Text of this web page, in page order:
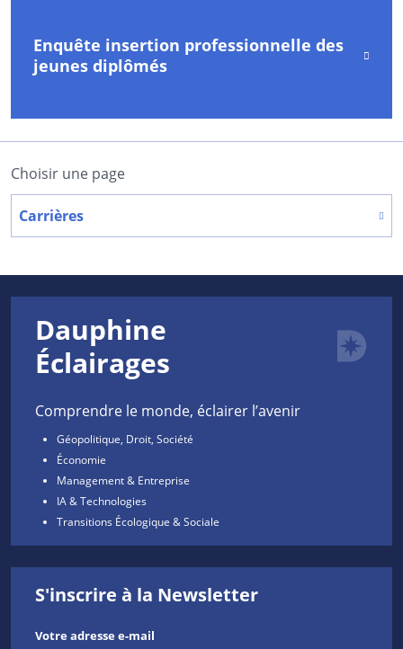
Choisir une page
Carrières
Enquête insertion professionnelle des
jeunes diplômés
Dauphine
Éclairages
Comprendre le monde, éclairer l’avenir
Géopolitique, Droit, Société
Économie
Management & Entreprise
IA & Technologies
Transitions Écologique & Sociale
S'inscrire à la Newsletter
Votre adresse e-mail